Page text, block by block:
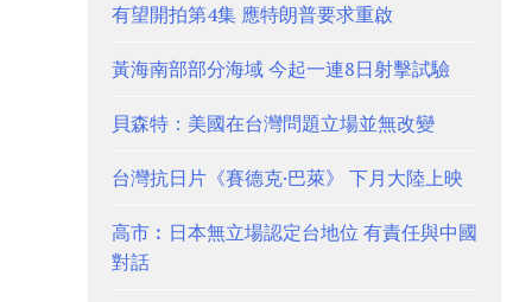
有望開拍第4集 應特朗普要求重啟
黃海南部部分海域 今起一連8日射擊試驗
貝森特：美國在台灣問題立場並無改變
台灣抗日片《賽德克·巴萊》 下月大陸上映
高市︰日本無立場認定台地位 有責任與中國
對話